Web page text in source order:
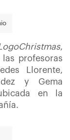
,
profesoras
Llorente,
y Gema
en la